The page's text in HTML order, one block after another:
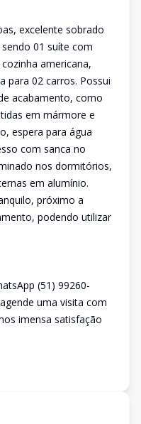
excelente sobrado
01 suíte com
americana,
para 02 carros. Possui
acabamento, como
em mármore e
espera para água
com sanca no
nos dormitórios,
em alumínio.
próximo a
podendo utilizar
(51) 99260-
uma visita com
imensa satisfação